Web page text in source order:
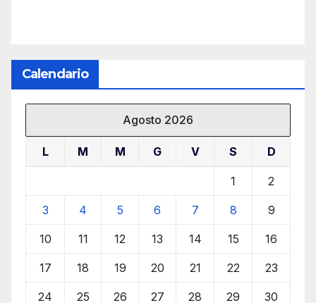
Calendario
Agosto 2026
L M M G V S D
1 2
3 4 5 6 7 8 9
10 11 12 13 14 15 16
17 18 19 20 21 22 23
24 25 26 27 28 29 30